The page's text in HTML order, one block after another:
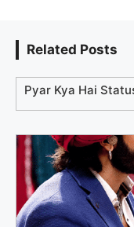
Related Posts
Pyar Kya Hai Status